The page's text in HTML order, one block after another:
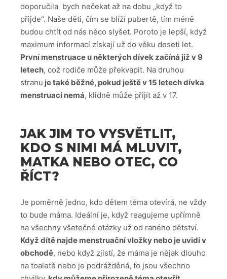
doporučila bych nečekat až na dobu „když to
přijde“. Naše děti, čím se blíží pubertě, tím méně
budou chtít od nás něco slyšet. Poroto je lepší, když
maximum informací získají už do věku deseti let.
První menstruace u některých dívek začíná již v 9
letech, což rodiče může překvapit. Na druhou
stranu je také běžné, pokud ještě v 15 letech dívka
menstruaci nemá, klidně může přijít až v 17.
JAK JIM TO VYSVĚTLIT,
KDO S NIMI MÁ MLUVIT,
MATKA NEBO OTEC, CO
ŘÍCT?
Je poměrně jedno, kdo dětem téma otevírá, ne vždy
to bude máma. Ideální je, když reagujeme upřímně
na všechny všetečné otázky už od raného dětství.
Když dítě najde menstruační vložky nebo je uvidí v
obchodě, nebo když zjistí, že máma je nějak dlouho
na toaletě nebo je podrážděná, to jsou všechno